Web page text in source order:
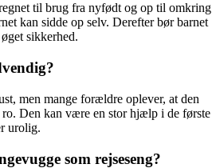
til brug fra nyfødt og op til omkring
kan sidde op selv. Derefter bør barnet
sikkerhed.
men mange forældre oplever, at den
ro. Den kan være en stor hjælp i de første
urolig.
som rejseseng?